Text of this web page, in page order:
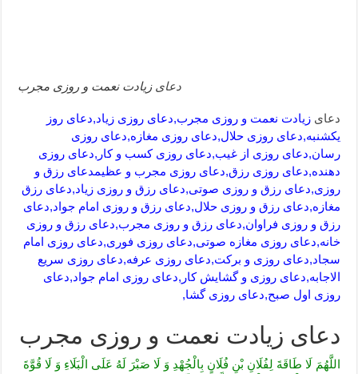
دعای زیادت نعمت و روزی مجرب
دعای زیادت نعمت و روزی مجرب,دعای روزی زیاد,دعای روز
یکشنبه,دعای روزی حلال,دعای روزی مغازه,دعای روزی
رسان,دعای روزی از غیب,دعای روزی کسب و کار,دعای روزی
دهنده,دعای روزی رزق,دعای روزی مجرب و عظیمدعای رزق و
روزی,دعای رزق و روزی صوتی,دعای رزق و روزی زیاد,دعای رزق
مغازه,دعای رزق و روزی حلال,دعای رزق و روزی امام جواد,دعای
رزق و روزی فراوان,دعای رزق و روزی مجرب,دعای رزق و روزی
خانه,دعای روزی مغازه صوتی,دعای روزی فوری,دعای روزی امام
سجاد,دعای روزی و برکت,دعای روزی عرفه,دعای روزی سریع
الاجابه,دعای روزی و گشایش کار,دعای روزی امام جواد,دعای
روزی اول صبح,دعای روزی گشا,
دعای زیادت نعمت و روزی مجرب
اللَّهُمَ‏ لَا طَاقَةَ لِفُلَانِ‏ بْنِ‏ فُلَانٍ‏ بِالْجُهْدِ وَ لَا صَبْرَ لَهُ عَلَى الْبَلَاءِ وَ لَا قُوَّةَ